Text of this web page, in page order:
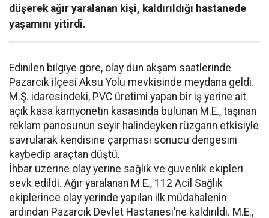
düşerek ağır yaralanan kişi, kaldırıldığı hastanede
yaşamını yitirdi.
Edinilen bilgiye göre, olay dün akşam saatlerinde
Pazarcık ilçesi Aksu Yolu mevkisinde meydana geldi.
M.Ş. idaresindeki, PVC üretimi yapan bir iş yerine ait
açık kasa kamyonetin kasasında bulunan M.E., taşınan
reklam panosunun seyir halindeyken rüzgarın etkisiyle
savrularak kendisine çarpması sonucu dengesini
kaybedip araçtan düştü.
İhbar üzerine olay yerine sağlık ve güvenlik ekipleri
sevk edildi. Ağır yaralanan M.E., 112 Acil Sağlık
ekiplerince olay yerinde yapılan ilk müdahalenin
ardından Pazarcık Devlet Hastanesi’ne kaldırıldı. M.E.,